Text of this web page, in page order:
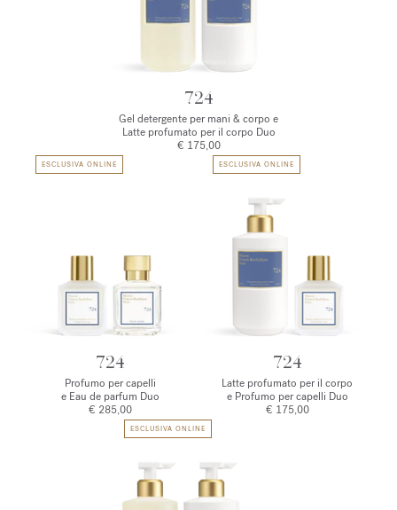
724
Gel detergente per mani & corpo e
Latte profumato per il corpo Duo
€ 175,00
ESCLUSIVA ONLINE
724
Profumo per capelli
e Eau de parfum Duo
€ 285,00
ESCLUSIVA ONLINE
724
Latte profumato per il corpo
e Profumo per capelli Duo
€ 175,00
ESCLUSIVA ONLINE